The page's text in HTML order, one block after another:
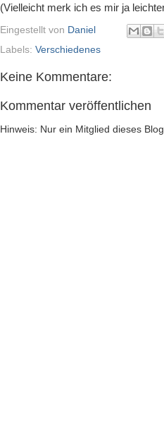
(Vielleicht merk ich es mir ja
Eingestellt von Daniel
Labels: Verschiedenes
Keine Kommentare:
Kommentar veröffentlichen
Hinweis: Nur ein Mitglied dieses